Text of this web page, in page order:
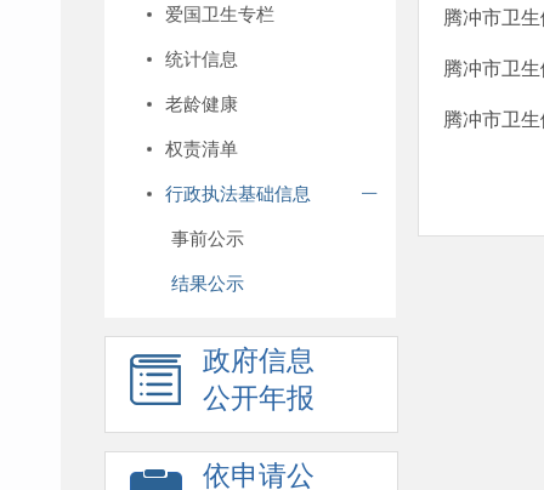
爱国卫生专栏
统计信息
老龄健康
权责清单
行政执法基础信息
事前公示
结果公示
政府信息
公开年报
依申请公
腾冲市卫
腾冲市卫
腾冲市卫